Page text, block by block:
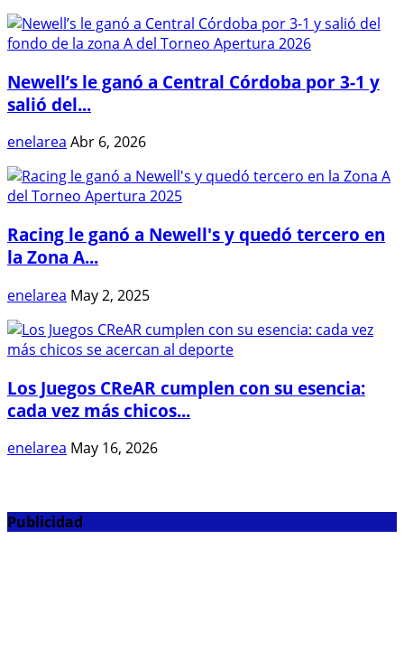
Newell’s le ganó a Central Córdoba por 3-1 y
salió del...
enelarea Abr 6, 2026
Racing le ganó a Newell's y quedó tercero en
la Zona A...
enelarea May 2, 2025
Los Juegos CReAR cumplen con su esencia:
cada vez más chicos...
enelarea May 16, 2026
Publicidad